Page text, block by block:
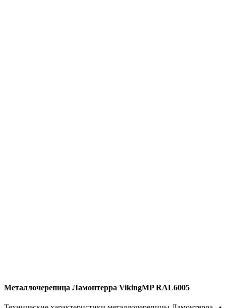
Металлочерепица Ламонтерра VikingMP RAL6005